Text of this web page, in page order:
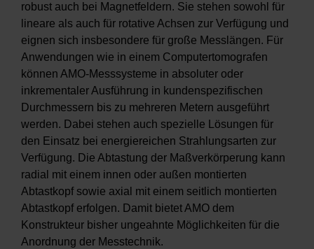
robust auch bei Magnetfeldern. Sie stehen sowohl für
lineare als auch für rotative Achsen zur Verfügung und
eignen sich insbesondere für große Messlängen. Für
Anwendungen wie in einem Computertomografen
können AMO-Messsysteme in absoluter oder
inkrementaler Ausführung in kundenspezifischen
Durchmessern bis zu mehreren Metern ausgeführt
werden. Dabei stehen auch spezielle Lösungen für
den Einsatz bei energiereichen Strahlungsarten zur
Verfügung. Die Abtastung der Maßverkörperung kann
radial mit einem innen oder außen montierten
Abtastkopf sowie axial mit einem seitlich montierten
Abtastkopf erfolgen. Damit bietet AMO dem
Konstrukteur bisher ungeahnte Möglichkeiten für die
Anordnung der Messtechnik.